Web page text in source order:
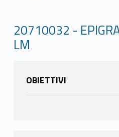
20710032 -
LM
OBIETTIVI